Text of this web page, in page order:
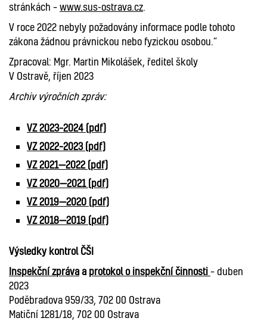
stránkách –www.sus-ostrava.cz.
V roce 2022 nebyly požadovány informace podle tohoto
zákona žádnou právnickou nebo fyzickou osobou.“
Zpracoval: Mgr. Martin Mikolášek, ředitel školy
V Ostravě, říjen 2023
Archiv výročních zpráv:
VZ 2023–2024 (pdf)
VZ 2022–2023 (pdf)
VZ 2021—2022 (pdf)
VZ 2020—2021 (pdf)
VZ 2019—2020 (pdf)
VZ 2018—2019 (pdf)
Výsledky kontrol ČŠI
Inspekční zprávaa protokol o inspekční činnosti– duben
2023
Poděbradova 959/33, 702 00 Ostrava
Matiční 1281/18, 702 00 Ostrava